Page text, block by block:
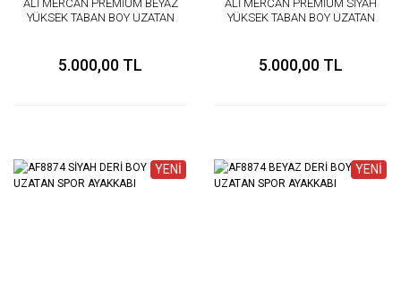
ALİ MERCAN PREMİUM BEYAZ
YÜKSEK TABAN BOY UZATAN
5.000,00 TL
ALİ MERCAN PREMİUM SİYAH
YÜKSEK TABAN BOY UZATAN
5.000,00 TL
YENİ YENİ